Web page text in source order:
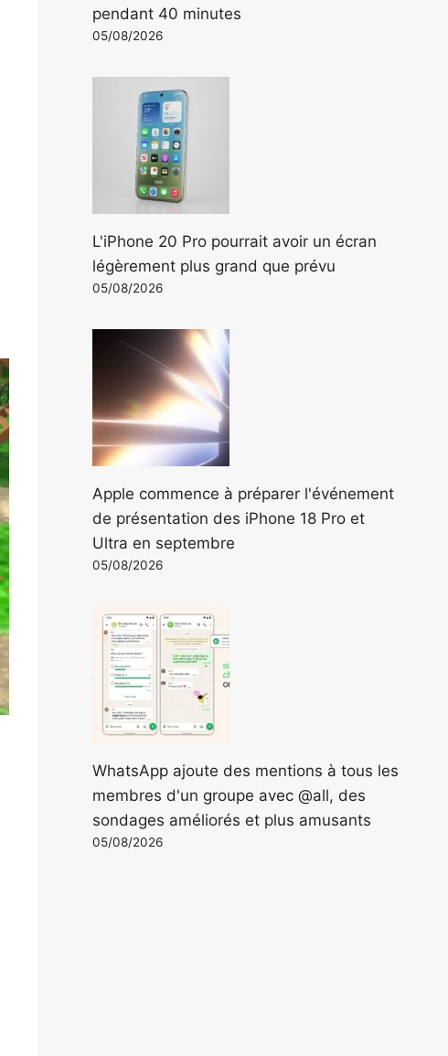
pendant 40 minutes
05/08/2026
L'iPhone 20 Pro pourrait avoir un écran
légèrement plus grand que prévu
05/08/2026
Apple commence à préparer l'événement
de présentation des iPhone 18 Pro et
Ultra en septembre
05/08/2026
WhatsApp ajoute des mentions à tous les
membres d'un groupe avec @all, des
sondages améliorés et plus amusants
05/08/2026